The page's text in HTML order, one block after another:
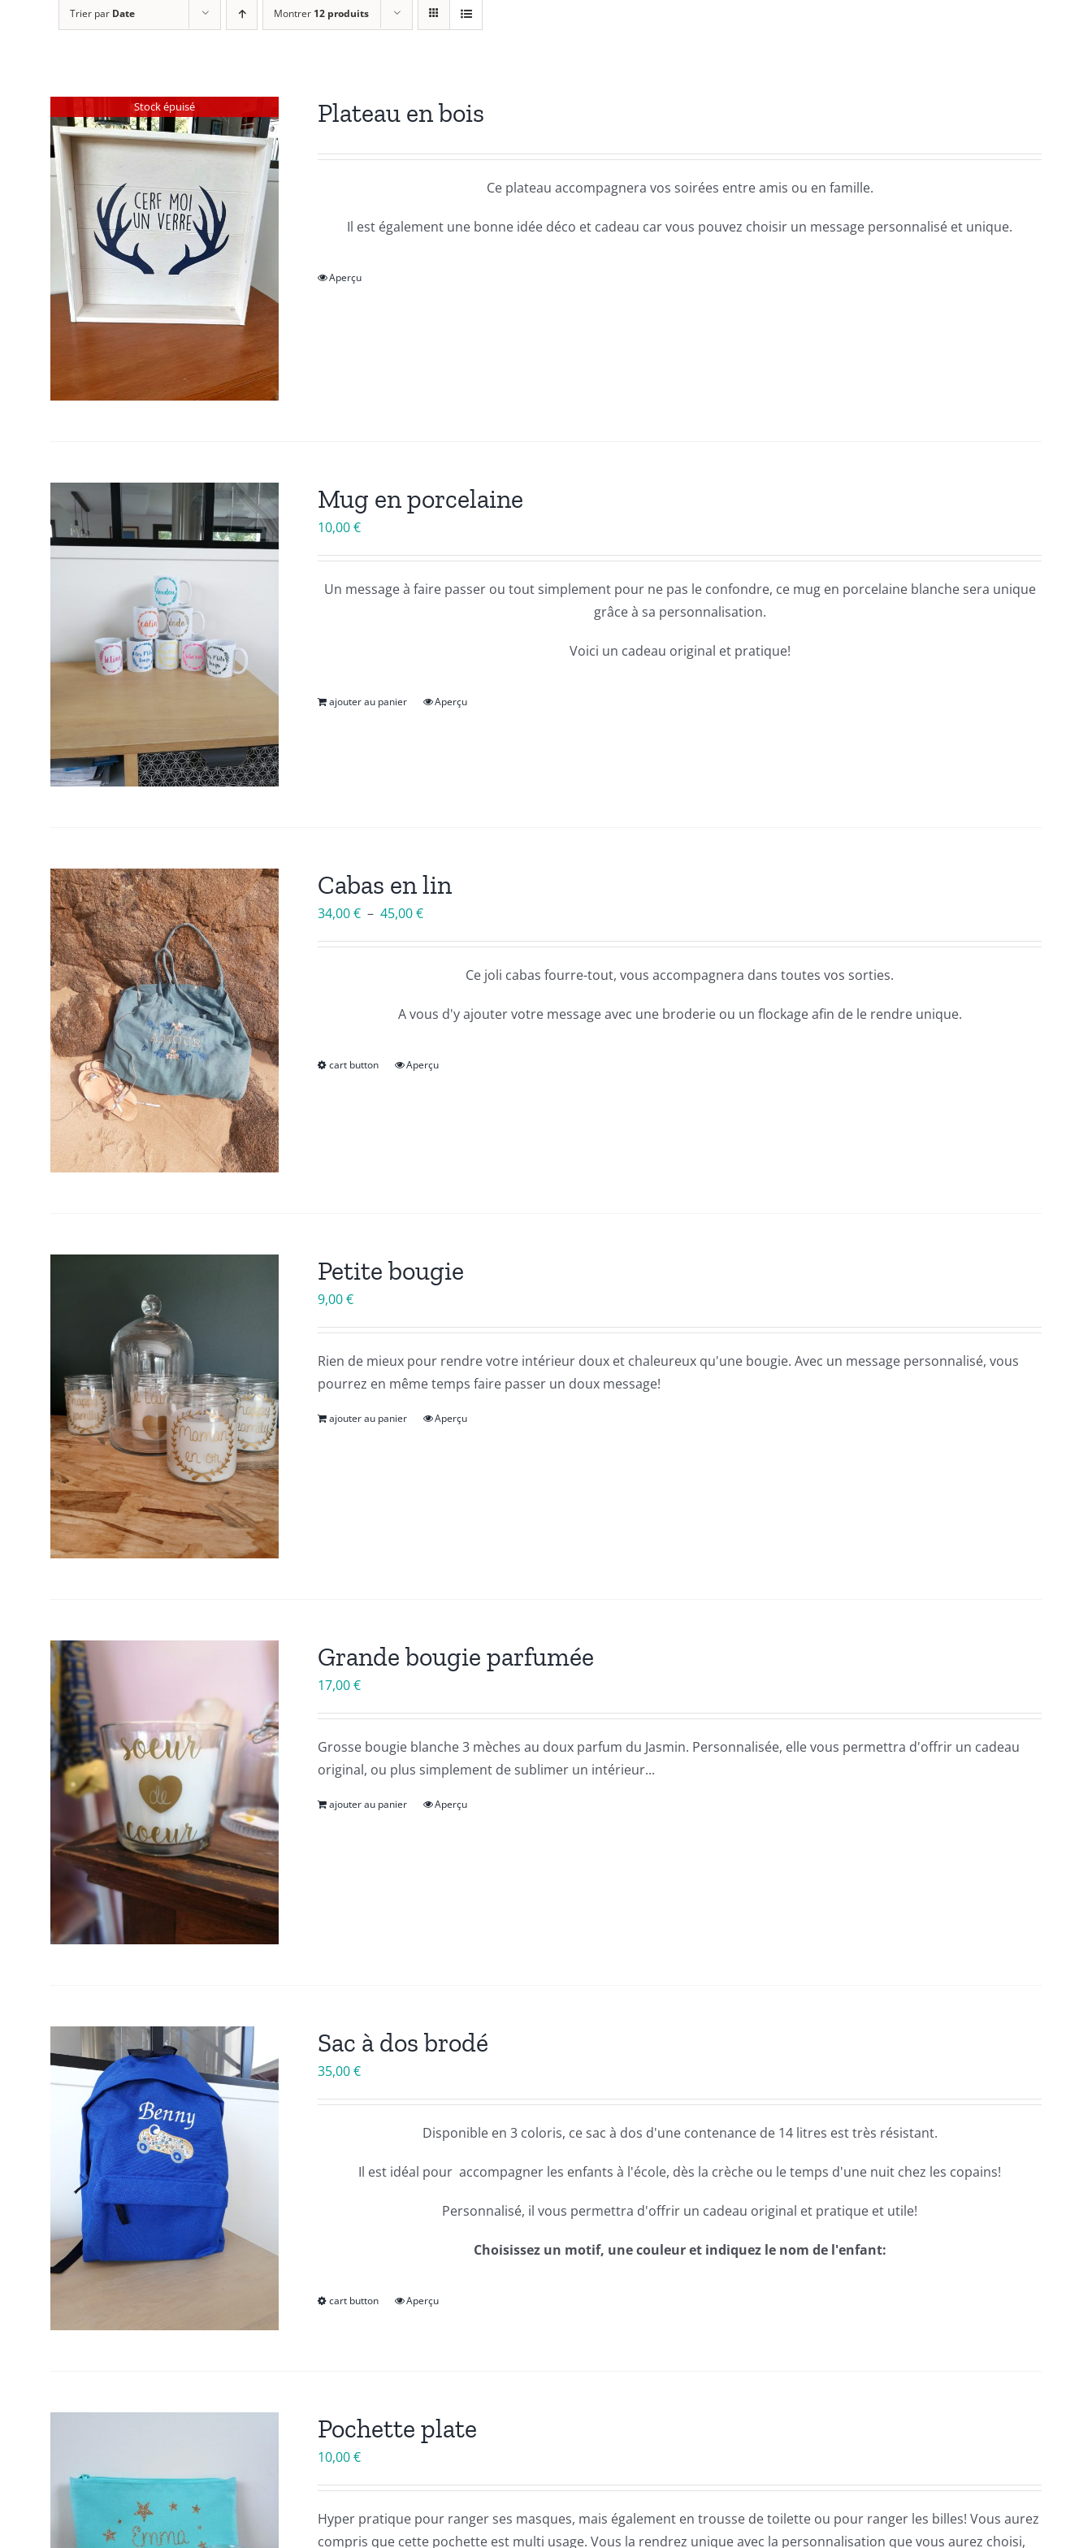
Trier par Date Montrer 12 produits
Stock épuisé Plateau en bois
Ce plateau accompagnera vos soirées entre amis ou en famille.
Il est également une bonne idée déco et cadeau car vous pouvez choisir un message personnalisé et unique.
Aperçu
Mug en porcelaine
10,00€
Un message à faire passer ou tout simplement pour ne pas le confondre, ce mug en porcelaine blanche sera unique
grâce à sa personnalisation.
Voici un cadeau original et pratique!
ajouter au panier Aperçu
Cabas en lin
34,00€ – 45,00€Plage
45,00 €
Ce joli cabas fourre-tout, vous accompagnera dans toutes vos sorties.
A vous d'y ajouter votre message avec une broderie ou un flockage afin de le rendre unique.
cart button
Ce
choisies
du
produit
Aperçu
Petite bougie
9,00€
Rien de mieux pour rendre votre intérieur doux et chaleureux qu'une bougie. Avec un message personnalisé, vous
pourrez en même temps faire passer un doux message!
ajouter au panier Aperçu
Grande bougie parfumée
17,00€
Grosse bougie blanche 3 mèches au doux parfum du Jasmin. Personnalisée, elle vous permettra d'offrir un cadeau
original, ou plus simplement de sublimer un intérieur...
ajouter au panier Aperçu
Sac à dos brodé
35,00€
Disponible en 3 coloris, ce sac à dos d'une contenance de 14 litres est très résistant.
Il est idéal pour accompagner les enfants à l'école, dès la crèche ou le temps d'une nuit chez les copains!
Personnalisé, il vous permettra d'offrir un cadeau original et pratique et utile!
Choisissez un motif, une couleur et indiquez le nom de l'enfant:
cart button
Ce
Les
options
être
sur
Aperçu
Pochette plate
10,00€
Hyper pratique pour ranger ses masques, mais également en trousse de toilette ou pour ranger les billes! Vous aurez
compris que cette pochette est multi usage. Vous la rendrez unique avec la personnalisation que vous aurez choisi,